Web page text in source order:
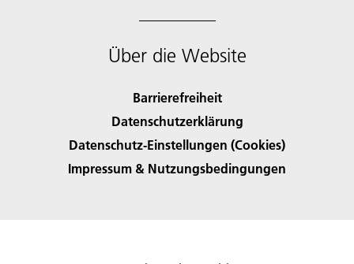
Über die Website
Barrierefreiheit
Datenschutzerklärung
Datenschutz-Einstellungen (Cookies)
Impressum & Nutzungsbedingungen